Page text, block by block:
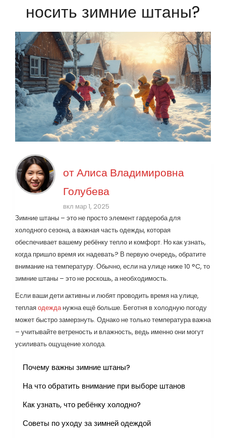
носить зимние штаны?
отАлиса Владимировна
Голубева
вкл мар 1, 2025
Зимние штаны – это не просто элемент гардероба для
холодного сезона, а важная часть одежды, которая
обеспечивает вашему ребёнку тепло и комфорт. Но как узнать,
когда пришло время их надевать? В первую очередь, обратите
внимание на температуру. Обычно, если на улице ниже 10 °C, то
зимние штаны – это не роскошь, а необходимость.
Если ваши дети активны и любят проводить время на улице,
теплаяодежданужна ещё больше. Беготня в холодную погоду
может быстро замерзнуть. Однако не только температура важна
– учитывайте ветреность и влажность, ведь именно они могут
усиливать ощущение холода.
Почему важны зимние штаны?
На что обратить внимание при выборе штанов
Как узнать, что ребёнку холодно?
Советы по уходу за зимней одеждой